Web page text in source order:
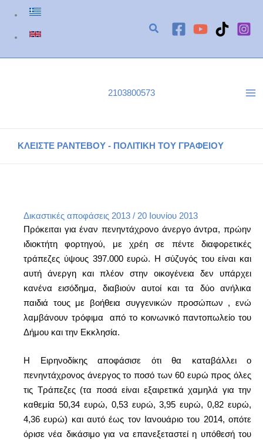
Μετάβαση
περιεχόμενο
2103800573
ΚΛΕΙΣΤΕ ΡΑΝΤΕΒΟΥ - ΠΟΛΙΤΙΚΗ ΤΟΥ ΓΡΑΦΕΙΟΥ
Δικαστικές αποφάσεις 2013 / 20 Ιουνίου 2013
Πρόκειται για έναν πενηντάχρονο άνεργο άντρα, πρώην
ιδιοκτήτη φορτηγού, με χρέη σε πέντε διαφορετικές
τράπεζες ύψους 397.000 ευρώ. Η σύζυγός του είναι και
αυτή άνεργη και πλέον στην οικογένεια δεν υπάρχει
κανένα εισόδημα, διαβιούν αυτοί και τα δύο ανήλικα
παιδιά τους με βοήθεια συγγενικών προσώπων , ενώ
λαμβάνουν τρόφιμα από το κοινωνικό παντοπωλείο του
Δήμου και την Εκκλησία.
Η Ειρηνοδίκης αποφάσισε ότι θα καταβάλλει ο
πενηντάχρονος άνεργος το ποσό των 60 ευρώ προς όλες
τις Τράπεζες (τα ποσά είναι εξαιρετικά χαμηλά για την
καθεμία 50,34 ευρώ, 0,53 ευρώ, 3,95 ευρώ, 0,82 ευρώ,
4,36 ευρώ) και αυτό έως τον Ιανουάριο του 2014, οπότε
όρισε νέα δικάσιμο για να επανεξεταστεί η υπόθεσή του